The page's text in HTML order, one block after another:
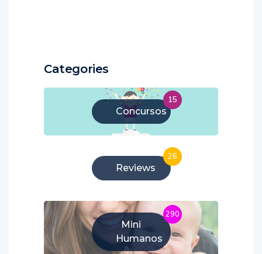
Categories
Concursos
15
Reviews
26
Mini
Humanos
290